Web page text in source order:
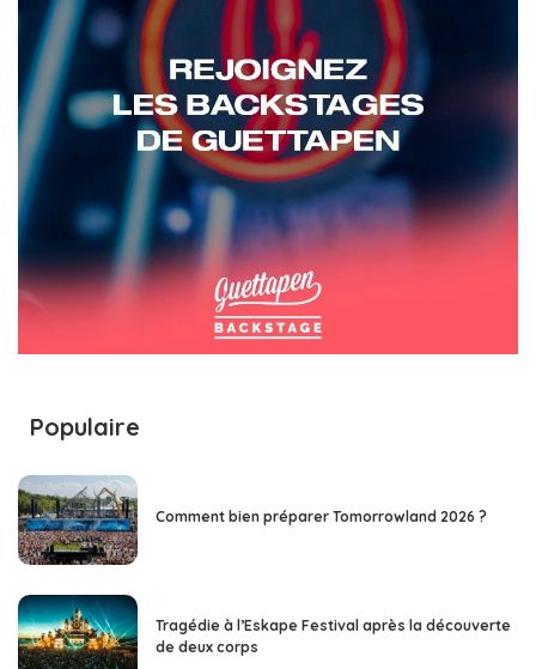
Populaire
Comment bien préparer Tomorrowland 2026 ?
Tragédie à l’Eskape Festival après la découverte
de deux corps